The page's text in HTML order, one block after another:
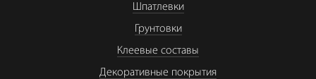
Шпатлевки
Грунтовки
Клеевые составы
Декоративные покрытия